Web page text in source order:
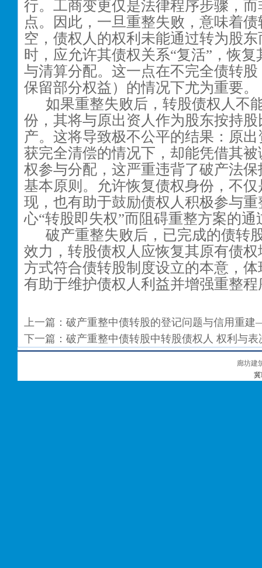
行。工商变更仅是法律程序步骤，
点。因此，一旦重整失败，意味着
空，债权人的权利未能通过转为股
时，应允许其债权关系“复活”，恢
与清算分配。这一点在不完全债转
保留部分权益）的情况下尤为重要。
如果重整失败后，转股债权人不
份，其将与原出资人作为股东按持
产。这将导致极不公平的结果：原
获完全清偿的情况下，却能凭借其
权参与分配，这严重违背了破产法
基本原则。允许恢复债权身份，不
现，也有助于鼓励债权人积极参与
心“转股即失权”而阻碍重整方案的通
破产重整失败后，已完成的债转
效力，转股债权人应恢复其原有债
方式符合债转股制度设立的本意，
有助于维护债权人利益并增强重整
上一篇： 破产重整中债转股的登记问题与信用重
下一篇： 破产重整中债转股中转股债权人 权利与
廊坊建
冀